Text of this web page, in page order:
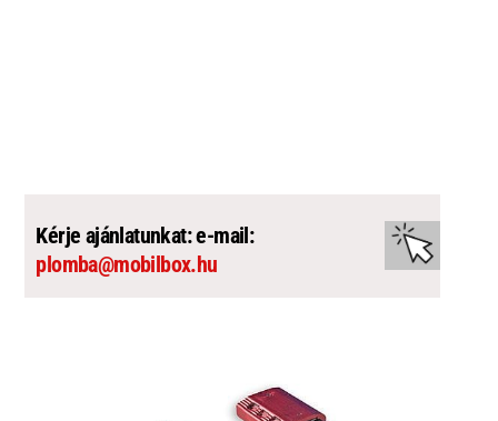
Kérje ajánlatunkat: e-mail:
plomba@mobilbox.hu